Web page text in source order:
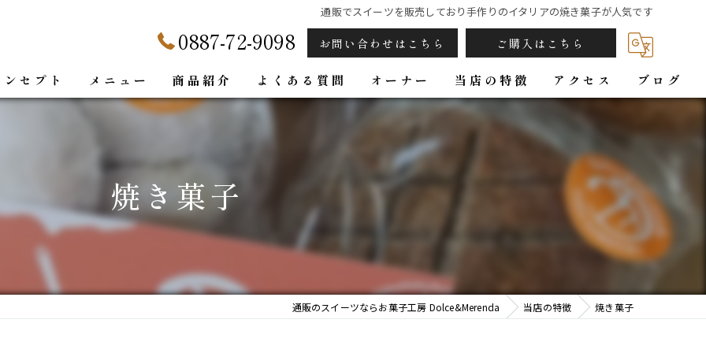
通販でスイーツを販売しており手作りのイタリアの焼き菓子が人気です
0887-72-9098 お問い合わせはこちら ご購入はこちら
ンセプト メニュー 商品紹介 よくある質問 オーナー 当店の特徴
カフェ
アクセス ブログ
焼き菓子
通販のスイーツならお菓子工房 Dolce&Merenda 当店の特徴 焼き菓子